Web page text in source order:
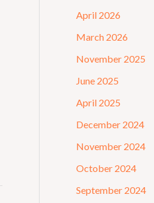
April 2026
March 2026
November 2025
June 2025
April 2025
December 2024
November 2024
October 2024
September 2024